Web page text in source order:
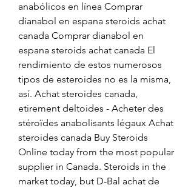
anabólicos en línea Comprar
dianabol en espana steroids achat
canada Comprar dianabol en
espana steroids achat canada El
rendimiento de estos numerosos
tipos de esteroides no es la misma,
así. Achat steroides canada,
etirement deltoides - Acheter des
stéroïdes anabolisants légaux Achat
steroides canada Buy Steroids
Online today from the most popular
supplier in Canada. Steroids in the
market today, but D-Bal achat de